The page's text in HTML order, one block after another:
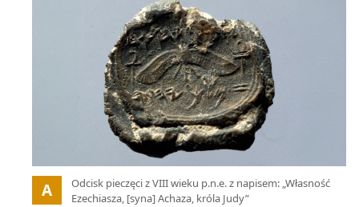
Ilustracja
A :Odcisk pieczęci z VIII wieku p.n.e. z napisem: „Własność
Ezechiasza, [syna] Achaza, króla Judy”